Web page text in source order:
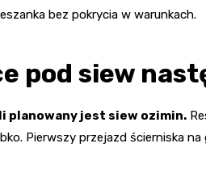
bez pokrycia w warunkach.
pod siew
planowany jest siew ozimin.
Pierwszy przejazd ścierniska na